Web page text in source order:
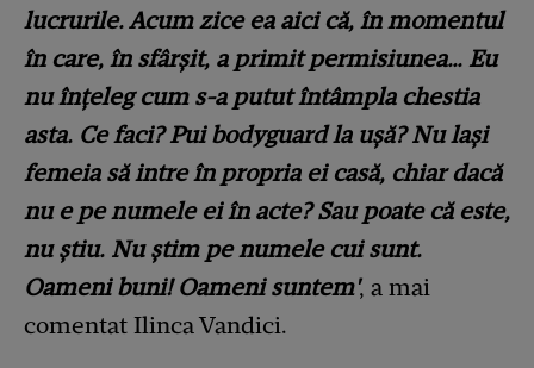
lucrurile. Acum zice ea aici că, în momentul
în care, în sfârșit, a primit permisiunea… Eu
nu înțeleg cum s-a putut întâmpla chestia
asta. Ce faci? Pui bodyguard la ușă? Nu lași
femeia să intre în propria ei casă, chiar dacă
nu e pe numele ei în acte? Sau poate că este,
nu știu. Nu știm pe numele cui sunt.
Oameni buni! Oameni suntem', a mai
comentat Ilinca Vandici.